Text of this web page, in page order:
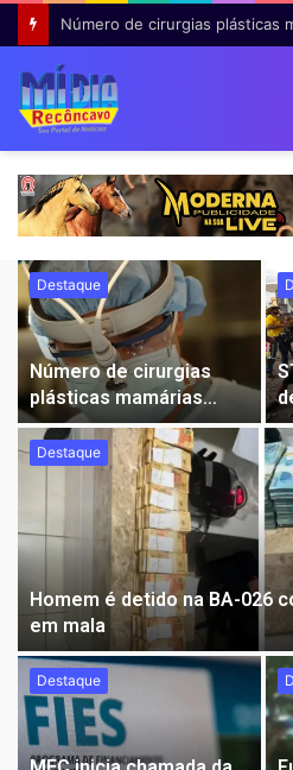
Destaque
Homem é detido na BA-026
em mala
Destaque
Número de cirurgias
plásticas mamárias
realizadas pelo SUS
cresce 54% em dez
Destaque